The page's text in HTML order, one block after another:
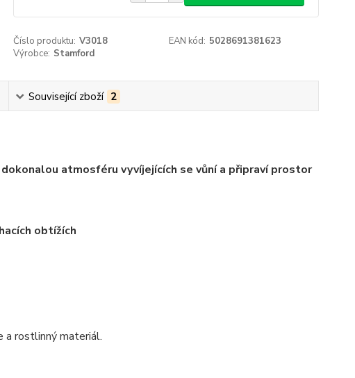
Číslo produktu: V3018 EAN kód: 5028691381623
Výrobce: Stamford
Související zboží 2
dokonalou atmosféru vyvíjejících se vůní a připraví prostor
obtížích
a rostlinný materiál.